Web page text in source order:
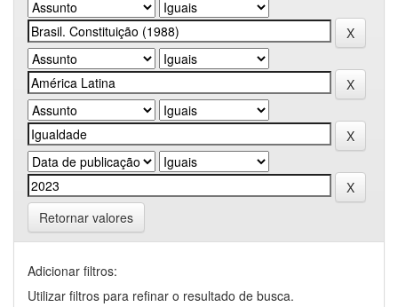
Retornar valores
Adicionar filtros:
Utilizar filtros para refinar o resultado de busca.